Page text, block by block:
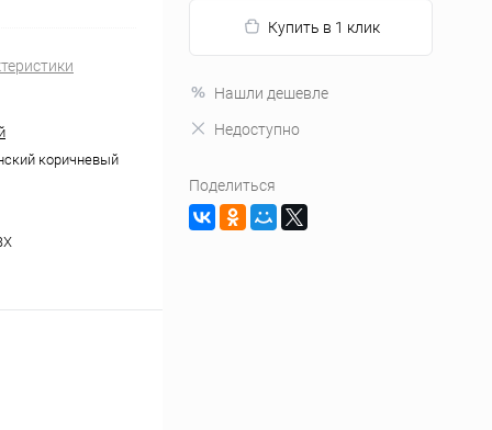
коричневый
Купить в 1 клик
Нашли дешевле
Недоступно
Поделиться